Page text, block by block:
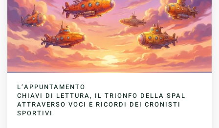
L’APPUNTAMENTO
CHIAVI DI LETTURA, IL TRIONFO DELLA SPAL
ATTRAVERSO VOCI E RICORDI DEI CRONISTI
SPORTIVI